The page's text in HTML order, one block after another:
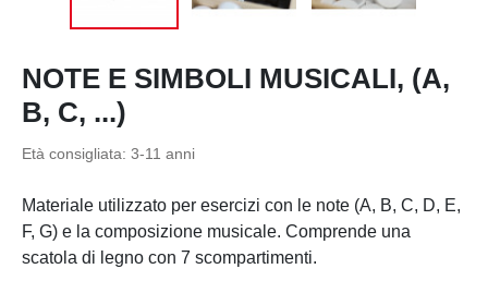
NOTE E SIMBOLI MUSICALI, (A,
B, C, ...)
Età consigliata: 3-11 anni
Materiale utilizzato per esercizi con le note (A, B, C, D, E,
F, G) e la composizione musicale. Comprende una
scatola di legno con 7 scompartimenti.